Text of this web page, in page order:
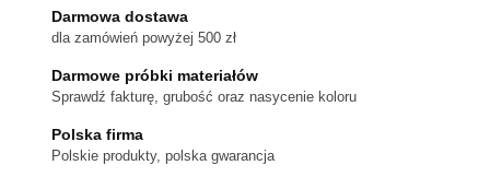
można
wybrać
na
produktu
Darmowa dostawa
dla zamówień powyżej 500 zł
Darmowe próbki materiałów
Sprawdź fakturę, grubość oraz nasycenie koloru
Polska firma
Polskie produkty, polska gwarancja